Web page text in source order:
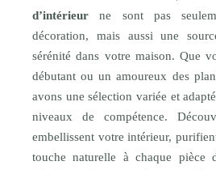
d’intérieur ne sont pas
décoration, mais aussi une
sérénité dans votre maison. Que
débutant ou un amoureux des
avons une sélection variée et
niveaux de compétence.
embellissent votre intérieur,
touche naturelle à chaque pièce